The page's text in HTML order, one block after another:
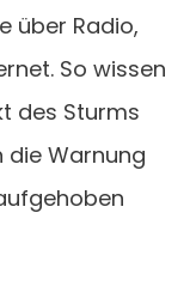
über Radio,
So wissen
des Sturms
Warnung